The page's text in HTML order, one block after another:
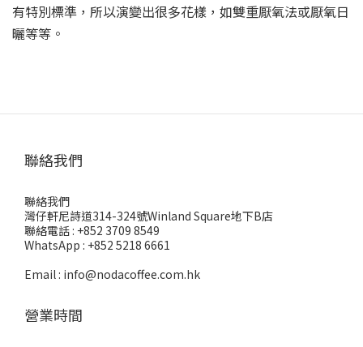
有特別標準，所以演變出很多花樣，如雙重厭氧法或厭氧日
曬等等。
聯絡我們
聯絡我們
灣仔軒尼詩道314-324號Winland Square地下B店
聯絡電話 : +852 3709 8549
WhatsApp : +852 5218 6661
Email : info@nodacoffee.com.hk
營業時間